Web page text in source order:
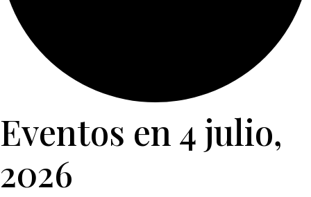
Eventos en 4 julio,
2026